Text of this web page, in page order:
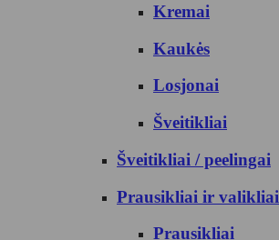
Kremai
Kaukės
Losjonai
Šveitikliai
Šveitikliai / peelingai
Prausikliai ir valikliai
Prausikliai